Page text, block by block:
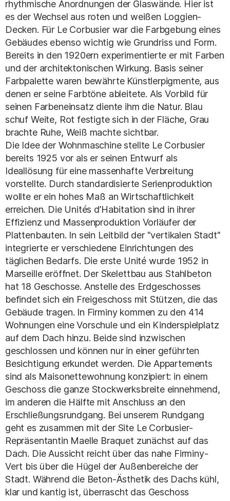
rhythmische Anordnungen der Glaswände. Hier ist
es der Wechsel aus roten und weißen Loggien-
Decken. Für Le Corbusier war die Farbgebung eines
Gebäudes ebenso wichtig wie Grundriss und Form.
Bereits in den 1920ern experimentierte er mit Farben
und der architektonischen Wirkung. Basis seiner
Farbpalette waren bewährte Künstlerpigmente, aus
denen er seine Farbtöne ableitete. Als Vorbild für
seinen Farbeneinsatz diente ihm die Natur. Blau
schuf Weite, Rot festigte sich in der Fläche, Grau
brachte Ruhe, Weiß machte sichtbar.
Die Idee der Wohnmaschine stellte Le Corbusier
bereits 1925 vor als er seinen Entwurf als
Ideallösung für eine massenhafte Verbreitung
vorstellte. Durch standardisierte Serienproduktion
wollte er ein hohes Maß an Wirtschaftlichkeit
erreichen. Die Unités d’Habitation sind in ihrer
Effizienz und Massenproduktion Vorläufer der
Plattenbauten. In sein Leitbild der "vertikalen Stadt"
integrierte er verschiedene Einrichtungen des
täglichen Bedarfs. Die erste Unité wurde 1952 in
Marseille eröffnet. Der Skelettbau aus Stahlbeton
hat 18 Geschosse. Anstelle des Erdgeschosses
befindet sich ein Freigeschoss mit Stützen, die das
Gebäude tragen. In Firminy kommen zu den 414
Wohnungen eine Vorschule und ein Kinderspielplatz
auf dem Dach hinzu. Beide sind inzwischen
geschlossen und können nur in einer geführten
Besichtigung erkundet werden. Die Appartements
sind als Maisonettewohnung konzipiert: in einem
Geschoss die ganze Stockwerksbreite einnehmend,
im anderen die Hälfte mit Anschluss an den
Erschließungsrundgang. Bei unserem Rundgang
geht es zusammen mit der Site Le Corbusier-
Repräsentantin Maelle Braquet zunächst auf das
Dach. Die Aussicht reicht über das nahe Firminy-
Vert bis über die Hügel der Außenbereiche der
Stadt. Während die Beton-Ästhetik des Dachs kühl,
klar und kantig ist, überrascht das Geschoss